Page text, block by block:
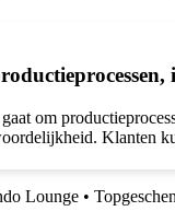
om
Klanten
Lounge •